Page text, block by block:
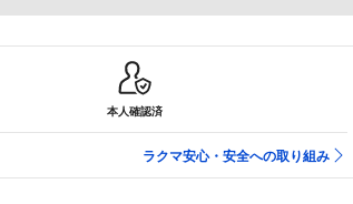
本人確認済
ラクマ安心・安全への取り組み